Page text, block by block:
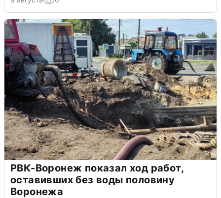
РВК-Воронеж показал ход работ,
оставивших без воды половину
Воронежа